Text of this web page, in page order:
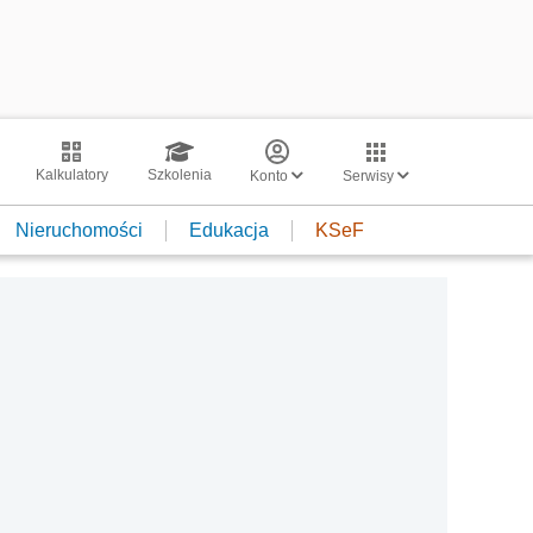
Kalkulatory Szkolenia Konto Serwisy
Nieruchomości Edukacja KSeF